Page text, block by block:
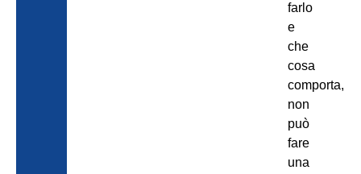
farlo
e
che
cosa
comporta,
non
può
fare
una